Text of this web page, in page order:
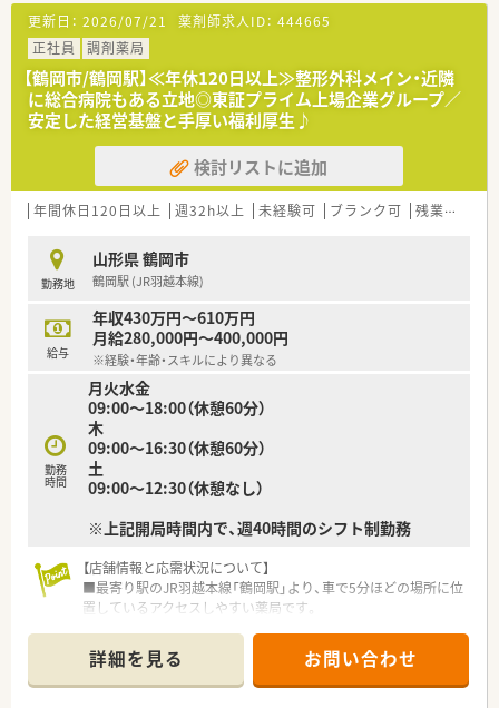
更新日： 2026/07/21 薬剤師求人ID： 444665
正社員
調剤薬局
【鶴岡市/鶴岡駅】≪年休120日以上≫整形外科メイン・近隣
に総合病院もある立地◎東証プライム上場企業グループ／
安定した経営基盤と手厚い福利厚生♪
検討リストに追加
年間休日120日以上 週32h以上 未経験可 ブランク可 残業なし(ほぼなし含む)
勤務地
山形県 鶴岡市
鶴岡駅 (JR羽越本線)
給与
年収430万円～610万円
月給280,000円～400,000円
※経験・年齢・スキルにより異なる
勤務
時間
月火水金
09:00～18:00（休憩60分）
木
09:00～16:30（休憩60分）
土
09:00～12:30（休憩なし）
※上記開局時間内で、週40時間のシフト制勤務
【店舗情報と応需状況について】
■最寄り駅のJR羽越本線「鶴岡駅」より、車で5分ほどの場所に位
置しているアクセスしやすい薬局です。
らも幅広い科目の処方箋を応需しています。
■1日あたり平均80枚の処方箋を、薬剤師4名体制で協力しなが
らゆとりを持って対応しています。
詳細を見る お問い合わせ